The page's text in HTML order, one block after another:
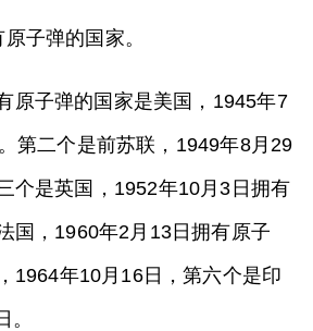
子弹的国家。
原子弹的国家是美国，1945年7
第二个是前苏联，1949年8月29
个是英国，1952年10月3日拥有
国，1960年2月13日拥有原子
1964年10月16日，第六个是印
。